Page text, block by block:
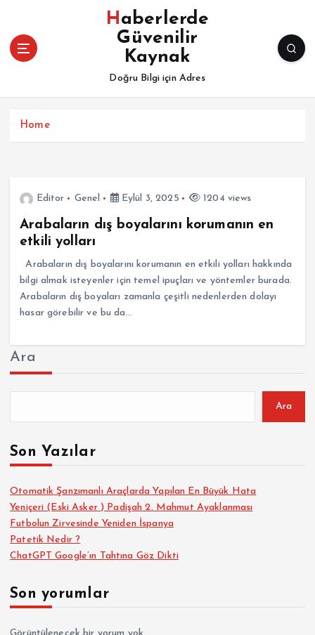
Haberlerde
Güvenilir
Kaynak
Doğru Bilgi için Adres
Home
Editor Genel Eylül 3, 2025 1204 views
Arabaların dış boyalarını korumanın en
etkili yolları
Arabaların dış boyalarını korumanın en etkili yolları hakkında
bilgi almak isteyenler için temel ipuçları ve yöntemler burada.
Arabaların dış boyaları zamanla çeşitli nedenlerden dolayı
hasar görebilir ve bu da…
Ara
Ara
Son Yazılar
Otomatik Şanzımanlı Araçlarda Yapılan En Büyük Hata
Yeniçeri (Eski Asker ) Padişah 2. Mahmut Ayaklanması
Futbolun Zirvesinde Yeniden İspanya
Patetik Nedir ?
ChatGPT Google’ın Tahtına Göz Dikti
Son yorumlar